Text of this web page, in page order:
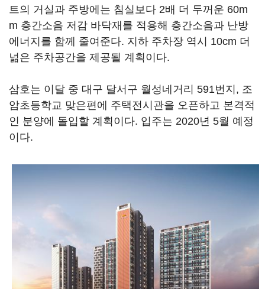
트의 거실과 주방에는 침실보다 2배 더 두꺼운 60m
m 층간소음 저감 바닥재를 적용해 층간소음과 난방
에너지를 함께 줄여준다. 지하 주차장 역시 10cm 더
넒은 주차공간을 제공될 계획이다.
삼호는 이달 중 대구 달서구 월성네거리 591번지, 조
암초등학교 맞은편에 주택전시관을 오픈하고 본격적
인 분양에 돌입할 계획이다. 입주는 2020년 5월 예정
이다.